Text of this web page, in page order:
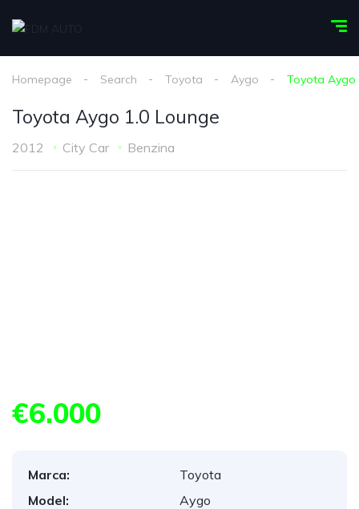
Homepage Search Toyota Aygo Toyota Aygo
Toyota Aygo 1.0 Lounge
2012 City Car Benzina
€6.000
Marca:
Toyota
Model:
Aygo